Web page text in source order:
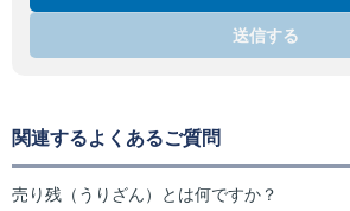
送信する
関連するよくあるご質問
売り残（うりざん）とは何ですか？